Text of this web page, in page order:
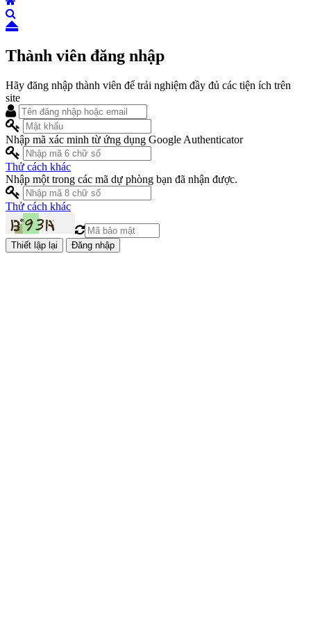
Thành viên đăng nhập
Hãy đăng nhập thành viên để trải nghiệm đầy đủ các tiện ích trên
site
Nhập mã xác minh từ ứng dụng Google Authenticator
Thử cách khác
Nhập một trong các mã dự phòng bạn đã nhận được.
Thử cách khác
Đăng nhập